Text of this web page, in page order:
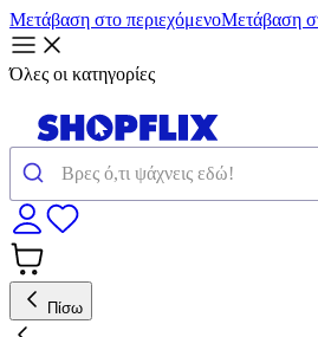
Μετάβαση στο περιεχόμενοΜετάβαση
Όλες οι κατηγορίες
Πίσω